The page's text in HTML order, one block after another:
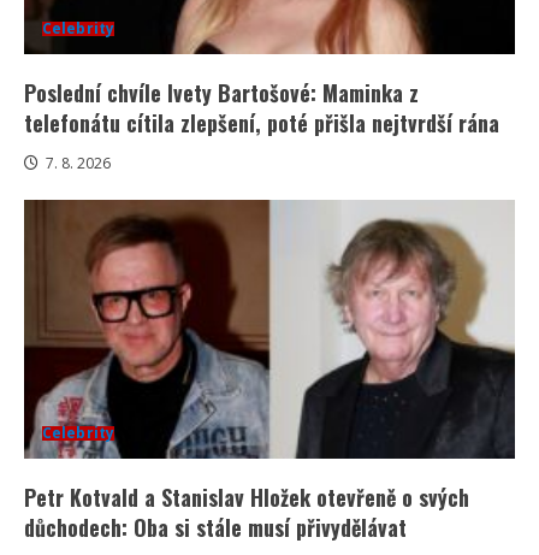
Celebrity
Poslední chvíle Ivety Bartošové: Maminka z
telefonátu cítila zlepšení, poté přišla nejtvrdší rána
7. 8. 2026
Celebrity
Petr Kotvald a Stanislav Hložek otevřeně o svých
důchodech: Oba si stále musí přivydělávat